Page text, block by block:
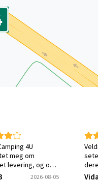
4U
meg om
levering, og om
ønsket varen.
2026-08-05